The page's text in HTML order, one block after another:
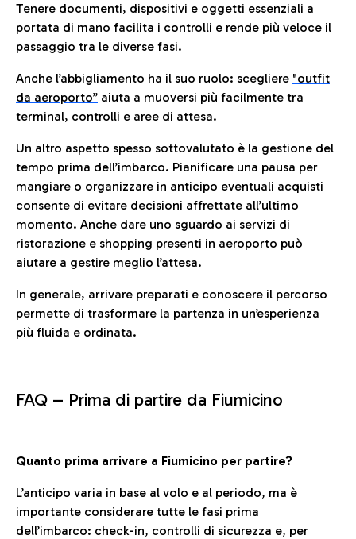
Tenere documenti, dispositivi e oggetti essenziali a
portata di mano facilita i controlli e rende più veloce il
passaggio tra le diverse fasi.
Anche l’abbigliamento ha il suo ruolo: scegliere "outfit
da aeroporto” aiuta a muoversi più facilmente tra
terminal, controlli e aree di attesa.
Un altro aspetto spesso sottovalutato è la gestione del
tempo prima dell’imbarco. Pianificare una pausa per
mangiare o organizzare in anticipo eventuali acquisti
consente di evitare decisioni affrettate all’ultimo
momento. Anche dare uno sguardo ai servizi di
ristorazione e shopping presenti in aeroporto può
aiutare a gestire meglio l’attesa.
In generale, arrivare preparati e conoscere il percorso
permette di trasformare la partenza in un’esperienza
più fluida e ordinata.
FAQ – Prima di partire da Fiumicino
Quanto prima arrivare a Fiumicino per partire?
L’anticipo varia in base al volo e al periodo, ma è
importante considerare tutte le fasi prima
dell’imbarco: check-in, controlli di sicurezza e, per